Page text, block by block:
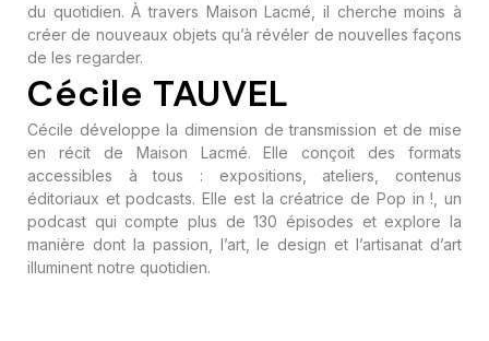
du quotidien. À travers Maison Lacmé, il cherche moins à
créer de nouveaux objets qu’à révéler de nouvelles façons
de les regarder.
Cécile TAUVEL
Cécile développe la dimension de transmission et de mise
en récit de Maison Lacmé. Elle conçoit des formats
accessibles à tous : expositions, ateliers, contenus
éditoriaux et podcasts. Elle est la créatrice de Pop in !, un
podcast qui compte plus de 130 épisodes et explore la
manière dont la passion, l’art, le design et l’artisanat d’art
illuminent notre quotidien.